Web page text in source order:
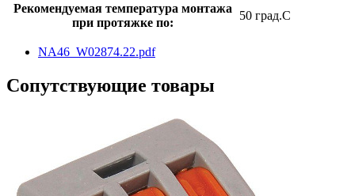
Рекомендуемая температура монтажа
при протяжке по:
50 град.C
NA46_W02874.22.pdf
Сопутствующие товары